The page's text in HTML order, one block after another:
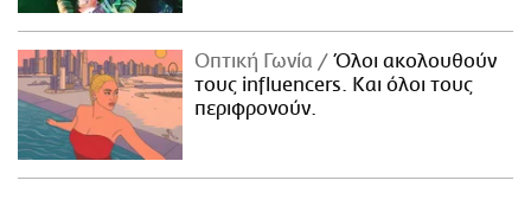
Οπτική Γωνία
Όλοι ακολουθούν
τους influencers. Και όλοι τους
περιφρονούν.